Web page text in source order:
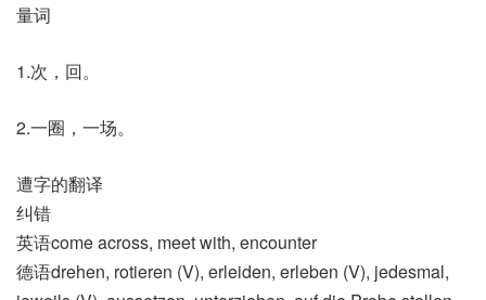
量词
1.次，回。
2.一圈，一场。
遭字的翻译
纠错
英语come across, meet with, encounter
德语drehen, rotieren (V)​, erleiden, erleben (V)​, jedesmal,